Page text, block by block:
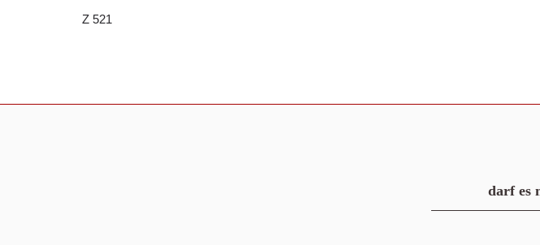
Z 521
darf es